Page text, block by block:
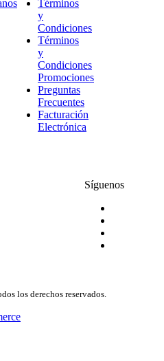
Términos
y
Condiciones
Términos
y
Condiciones
Promociones
Preguntas
Frecuentes
Facturación
Electrónica
Síguenos
los derechos reservados.